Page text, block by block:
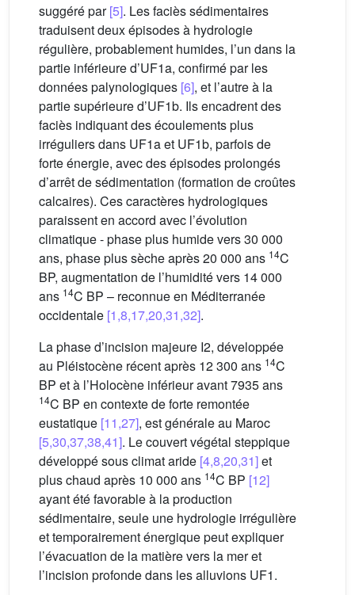
suggéré par[5]. Les faciès sédimentaires
traduisent deux épisodes à hydrologie
régulière, probablement humides, l’un dans la
partie inférieure d’UF1a, confirmé par les
données palynologiques [6], et l’autre à la
partie supérieure d’UF1b. Ils encadrent des
faciès indiquant des écoulements plus
irréguliers dans UF1a et UF1b, parfois de
forte énergie, avec des épisodes prolongés
d’arrêt de sédimentation (formation de croûtes
calcaires). Ces caractères hydrologiques
paraissent en accord avec l’évolution
climatique - phase plus humide vers 30 000
ans, phase plus sèche après 20 000 ans 14C
BP, augmentation de l’humidité vers 14 000
ans 14C BP – reconnue en Méditerranée
occidentale [1,8,17,20,31,32].
La phase d’incision majeure I2, développée
au Pléistocène récent après 12 300 ans 14C
BP et à l’Holocène inférieur avant 7935 ans
14C BP en contexte de forte remontée
eustatique [11,27], est générale au Maroc
[5,30,37,38,41]. Le couvert végétal steppique
développé sous climat aride [4,8,20,31]et
plus chaud après 10 000 ans 14C BP [12]
ayant été favorable à la production
sédimentaire, seule une hydrologie irrégulière
et temporairement énergique peut expliquer
l’évacuation de la matière vers la mer et
l’incision profonde dans les alluvions UF1.